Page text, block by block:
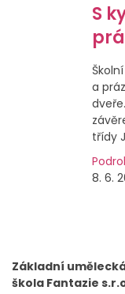
S
a
třídy
8. 6.
Základní
škola Fantazie